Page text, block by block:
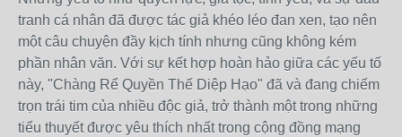
tranh cá nhân đã được tác giả khéo léo đan xen, tạo nên
một câu chuyện đầy kịch tính nhưng cũng không kém
phần nhân văn. Với sự kết hợp hoàn hảo giữa các yếu tố
này, "Chàng Rể Quyền Thế Diệp Hạo" đã và đang chiếm
trọn trái tim của nhiều độc giả, trở thành một trong những
tiểu thuyết được yêu thích nhất trong cộng đồng mạng